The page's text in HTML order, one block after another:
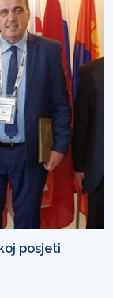
posjeti